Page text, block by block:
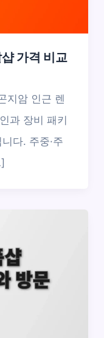
가격 비교
지암 인근 렌
과 장비 패키
다. 주중·주